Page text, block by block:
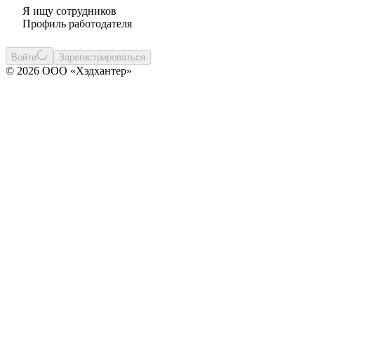
Я ищу сотрудников
Профиль работодателя
Войти Зарегистрироваться
© 2026 ООО «Хэдхантер»